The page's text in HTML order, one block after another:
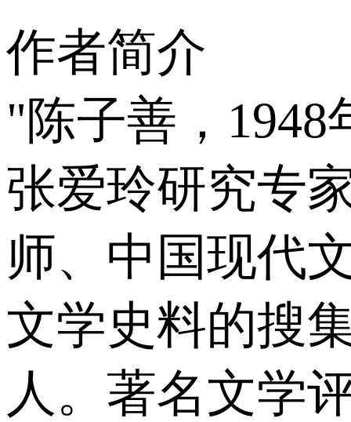
作者简介
"陈子善，
张爱玲研究专
师、中国现代
文学史料的搜
人。著名文学